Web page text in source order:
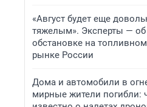
«Август будет еще
тяжелым». Эксперты — об
обстановке на топливном
рынке России
Дома и автомобили в
мирные жители погибли: